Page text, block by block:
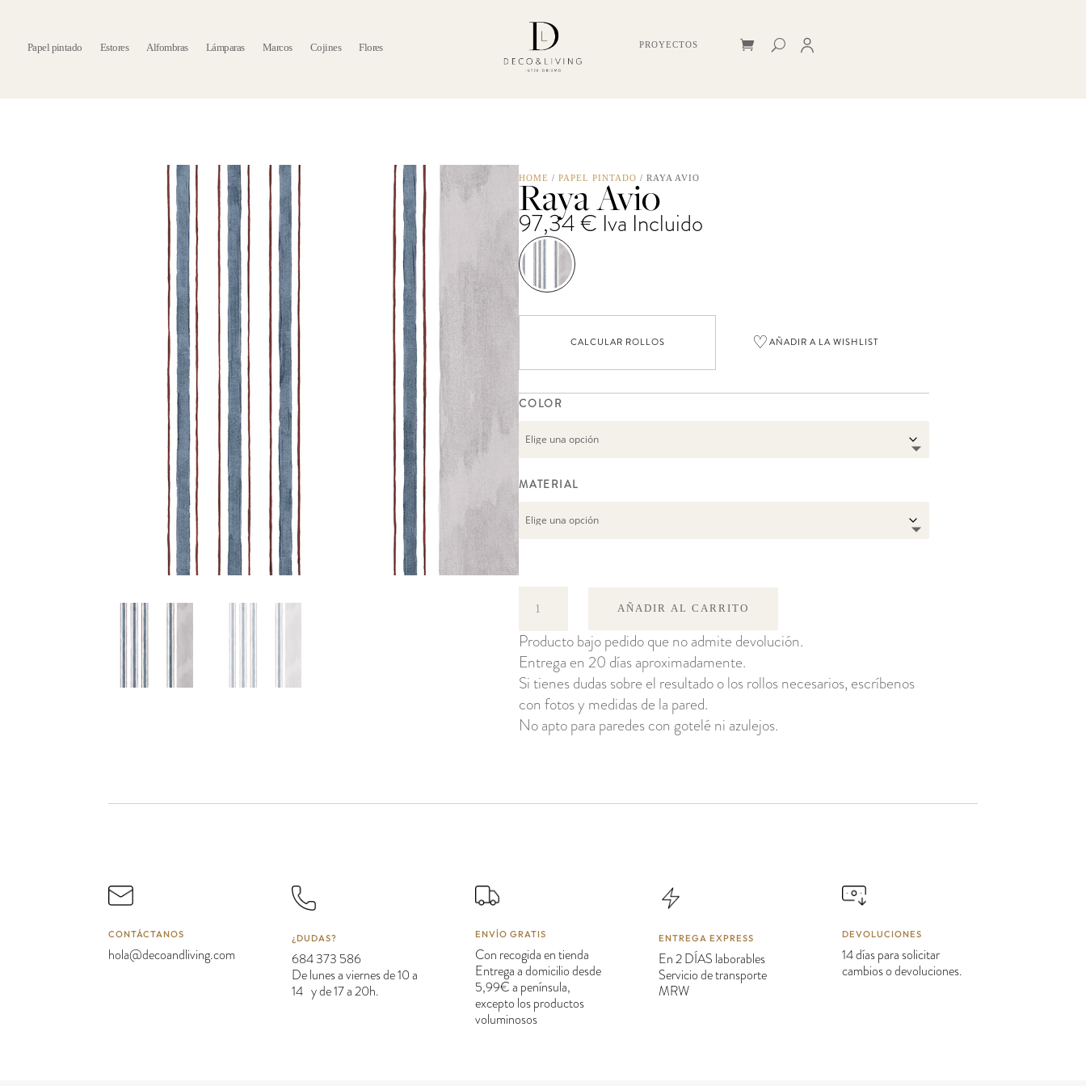
Papel pintado Estores Alfombras Lámparas Marcos Cojines Flores PROYECTOS
HOME /PAPEL PINTADO / RAYA AVIO
Raya Avio
97,34€ Iva Incluido
CALCULAR ROLLOS ♡AÑADIR A LA WISHLIST
COLOR
MATERIAL
cantidad
AÑADIR AL CARRITO
Producto bajo pedido que no admite devolución.
Entrega en 20 días aproximadamente.
Si tienes dudas sobre el resultado o los rollos necesarios, escríbenos
con fotos y medidas de la pared.
No apto para paredes con gotelé ni azulejos.
CONTÁCTANOS
hola@decoandliving.com
¿DUDAS?
684 373 586
De lunes a viernes de 10 a
14 y de 17 a 20h.
ENVÍO GRATIS
Con recogida en tienda
Entrega a domicilio desde
5,99€ a península,
excepto los productos
voluminosos
ENTREGA EXPRESS
En 2 DÍAS laborables
Servicio de transporte
MRW
DEVOLUCIONES
14 días para solicitar
cambios o devoluciones.